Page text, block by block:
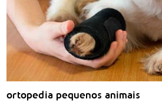
ortopedia pequenos animais